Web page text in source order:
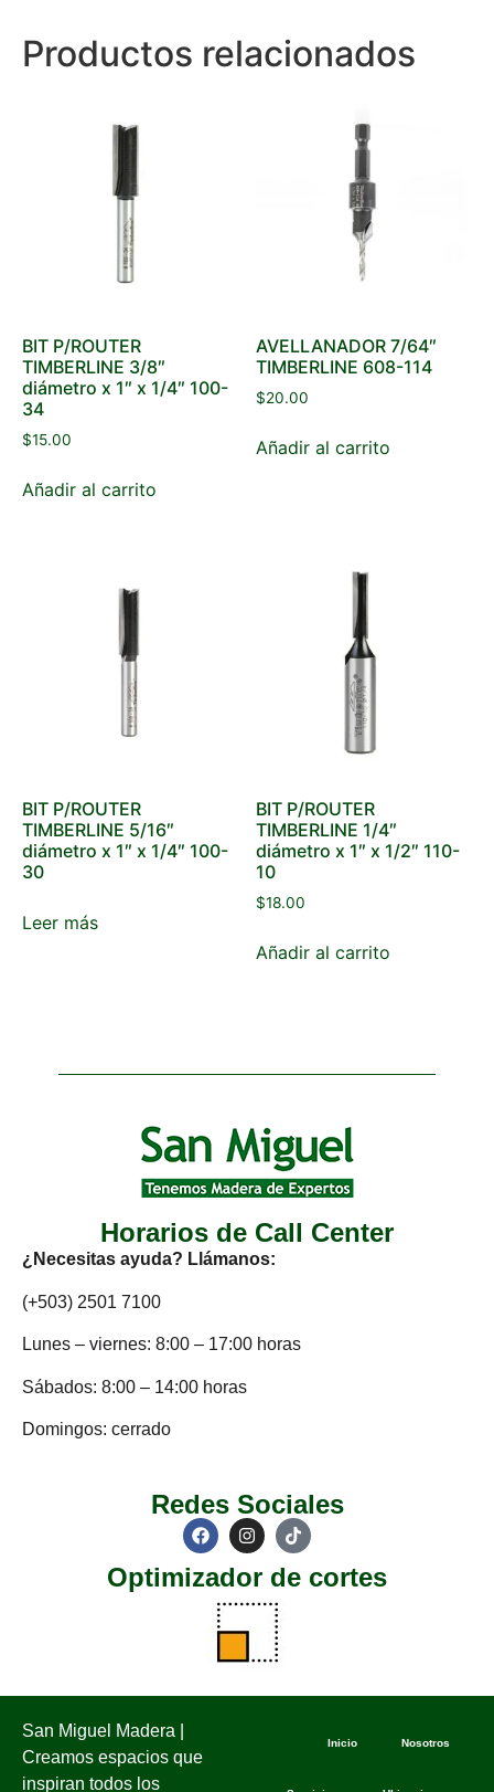
Productos relacionados
BIT P/ROUTER
TIMBERLINE 3/8″
diámetro x 1″ x 1/4″ 100-
34
$15.00
Añadir al carrito
AVELLANADOR 7/64″
TIMBERLINE 608-114
$20.00
Añadir al carrito
BIT P/ROUTER
TIMBERLINE 5/16″
diámetro x 1″ x 1/4″ 100-
30
Leer más
BIT P/ROUTER
TIMBERLINE 1/4″
diámetro x 1″ x 1/2″ 110-
10
$18.00
Añadir al carrito
Horarios de Call Center
¿Necesitas ayuda? Llámanos:
(+503) 2501 7100
Lunes – viernes: 8:00 – 17:00 horas
Sábados: 8:00 – 14:00 horas
Domingos: cerrado
Redes Sociales
Optimizador de cortes
San Miguel Madera |
Creamos espacios que
inspiran todos los
Inicio Nosotros